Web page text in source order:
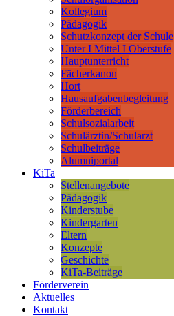
Kollegium
Pädagogik
Schutzkonzept der Schule
Unter I Mittel I Oberstufe
Hauptunterricht
Fächerkanon
Hort
Hausaufgabenbegleitung
Förderbereich
Schulsozialarbeit
Schulärztin/Schularzt
Schulbeiträge
Alumniportal
KiTa
Stellenangebote
Pädagogik
Kinderstube
Kindergarten
Eltern
Konzepte
Geschichte
KiTa-Beiträge
Förderverein
Aktuelles
Kontakt